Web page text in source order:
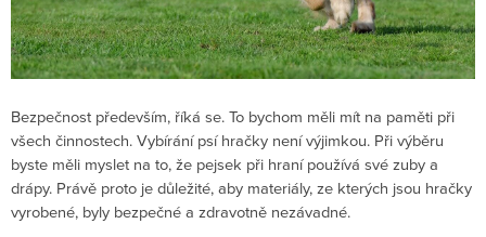
Bezpečnost především, říká se. To bychom měli mít na paměti při
všech činnostech. Vybírání psí hračky není výjimkou. Při výběru
byste měli myslet na to, že pejsek při hraní používá své zuby a
drápy. Právě proto je důležité, aby materiály, ze kterých jsou hračky
vyrobené, byly bezpečné a zdravotně nezávadné.